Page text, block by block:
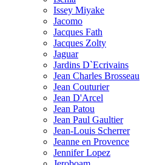
Issey Miyake
Jacomo
Jacques Fath
Jacques Zolty
Jaguar
Jardins D`Ecrivains
Jean Charles Brosseau
Jean Couturier
Jean D'Arcel
Jean Patou
Jean Paul Gaultier
Jean-Louis Scherrer
Jeanne en Provence
Jennifer Lopez